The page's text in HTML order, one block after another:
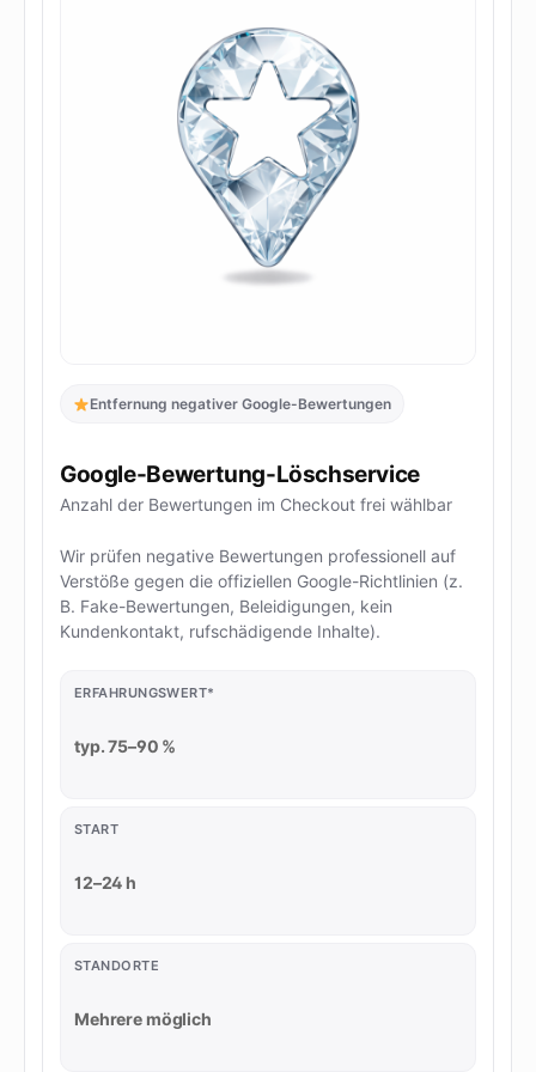
Entfernung negativer Google-Bewertungen
Google-Bewertung-Löschservice
Anzahl der Bewertungen im Checkout frei wählbar
Wir prüfen negative Bewertungen professionell auf
Verstöße gegen die offiziellen Google-Richtlinien (z.
B. Fake-Bewertungen, Beleidigungen, kein
Kundenkontakt, rufschädigende Inhalte).
ERFAHRUNGSWERT*
typ. 75–90 %
START
12–24 h
STANDORTE
Mehrere möglich